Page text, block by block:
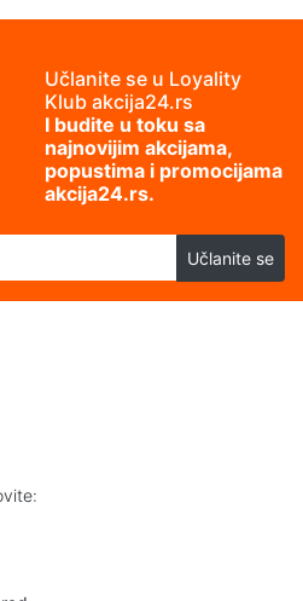
Učlanite se u Loyality
Klub akcija24.rs
I budite u toku sa
najnovijim akcijama,
popustima i promocijama
akcija24.rs.
Učlanite se